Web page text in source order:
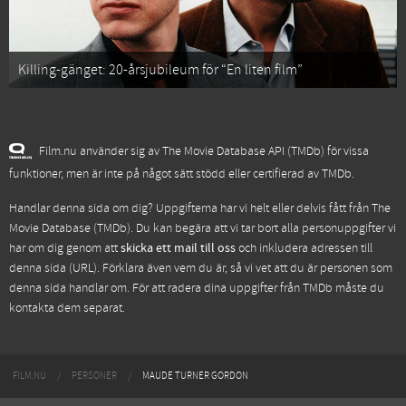
Killing-gänget: 20-årsjubileum för “En liten film”
Film.nu använder sig av The Movie Database API (TMDb) för vissa
funktioner, men är inte på något sätt stödd eller certifierad av TMDb.
Handlar denna sida om dig? Uppgifterna har vi helt eller delvis fått frånThe
Movie Database (TMDb). Du kan begära att vi tar bort alla personuppgifter vi
har om dig genom attskicka ett mail till ossoch inkludera adressen till
denna sida (URL). Förklara även vem du är, så vi vet att du är personen som
denna sida handlar om. För att radera dina uppgifter från TMDb måste du
kontakta dem separat.
FILM.NU PERSONER MAUDE TURNER GORDON